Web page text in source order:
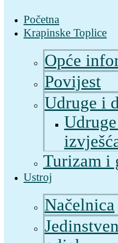
Početna
Krapinske Toplice
Opće
Povijest
Udruge i
Turizam i
Ustroj
Načelnica